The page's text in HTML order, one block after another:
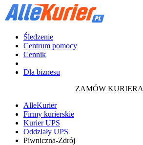
Śledzenie
Centrum pomocy
Cennik
Dla biznesu
ZAMÓW KURIERA
AlleKurier
Firmy kurierskie
Kurier UPS
Oddziały UPS
Piwniczna-Zdrój